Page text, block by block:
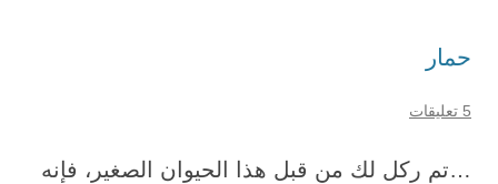
حمار
5 تعليقات
…تم ركل لك من قبل هذا الحيوان الصغير، فإنه